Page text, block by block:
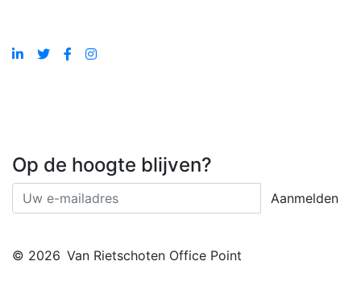
Op de hoogte blijven?
Aanmelden
© 2026 Van Rietschoten Office Point